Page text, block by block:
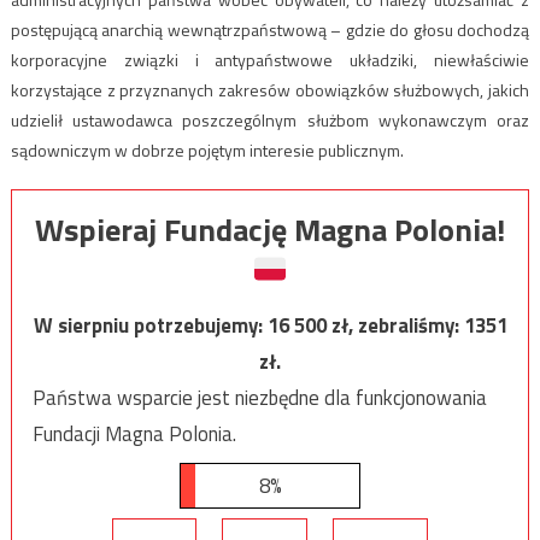
postępującą anarchią wewnątrzpaństwową – gdzie do głosu dochodzą
korporacyjne związki i antypaństwowe układziki, niewłaściwie
korzystające z przyznanych zakresów obowiązków służbowych, jakich
udzielił ustawodawca poszczególnym służbom wykonawczym oraz
sądowniczym w dobrze pojętym interesie publicznym.
Wspieraj Fundację Magna Polonia!
W sierpniu potrzebujemy:16 500zł, zebraliśmy:1351
zł.
Państwa wsparcie jest niezbędne dla funkcjonowania
Fundacji Magna Polonia.
8%